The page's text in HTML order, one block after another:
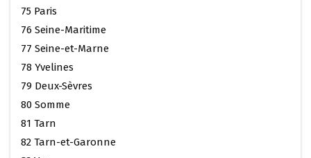
75 Paris
76 Seine-Maritime
77 Seine-et-Marne
78 Yvelines
79 Deux-Sèvres
80 Somme
81 Tarn
82 Tarn-et-Garonne